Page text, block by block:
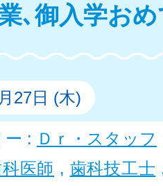
､御入学お
27日 (木)
ー : Ｄｒ・スタッフ
医師 , 歯科技工士